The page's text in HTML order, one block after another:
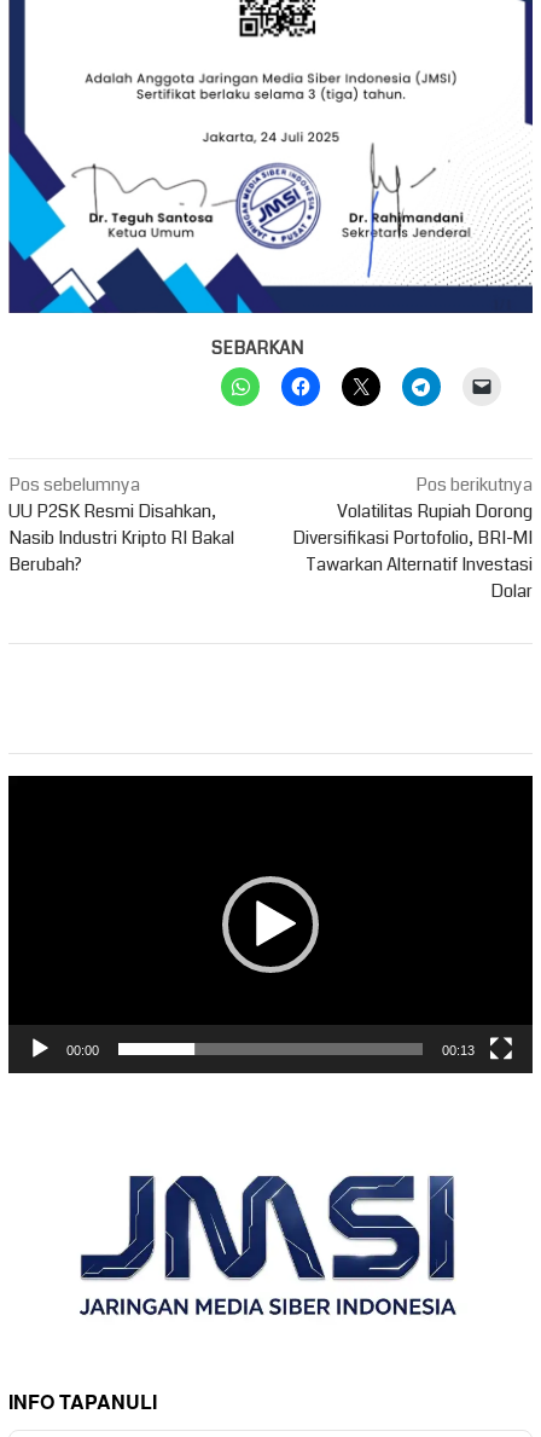
SEBARKAN
Navigasi
pos
Pos sebelumnya
UU P2SK Resmi Disahkan,
Nasib Industri Kripto RI Bakal
Berubah?
Pos berikutnya
Volatilitas Rupiah Dorong
Diversifikasi Portofolio, BRI-MI
Tawarkan Alternatif Investasi
Dolar
00:00 00:13
INFO TAPANULI